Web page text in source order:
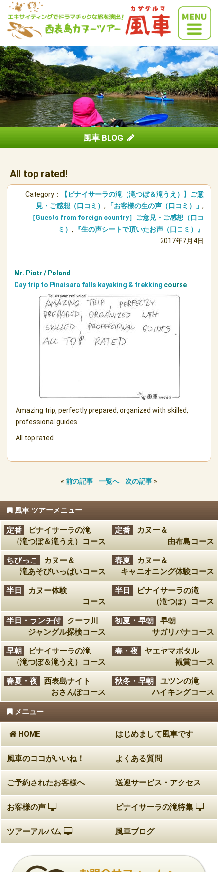
風車 BLOG
All top rated!
Category：
【ピナイサーラの滝（滝つぼ＆滝うえ）】ご意
見・ご感想（口コミ） , 「お客様の生の声（口コミ）」 ,
［Guests from foreign country］ご意見・ご感想（口コ
ミ） ,
『生の声シートで頂いたお声（口コミ）』
2017年7月4日
Mr. Piotr / Poland
Day trip to Pinaisara falls kayaking & trekking course
Amazing trip, perfectly prepared, organized with skilled,
professional guides.
All top rated.
« 前の記事 一覧へ 次の記事 »
風車 ツアーメニュー
定番
ピナイサーラの滝
（滝つぼ＆滝うえ）コース
定番
カヌー＆
由布島コース
ちびっこ
カヌー＆
滝あそびいっぱいコース
春夏
カヌー＆
キャニオニング体験コース
半日
カヌー体験
コース
半日
ピナイサーラの滝
（滝つぼ）コース
半日・ランチ付
クーラ川
ジャングル探検コース
初夏・早朝
早朝
サガリバナコース
早朝
ピナイサーラの滝
（滝つぼ＆滝うえ）コース
春・夜
ヤエヤマボタル
観賞コース
春夏・夜
西表島ナイト
おさんぽコース
秋冬・早朝
ユツンの滝
ハイキングコース
メニュー
HOME はじめまして風車です
風車のココがいいね！ よくある質問
ご予約されたお客様へ 送迎サービス・アクセス
お客様の声 ピナイサーラの滝特集
ツアーアルバム 風車ブログ